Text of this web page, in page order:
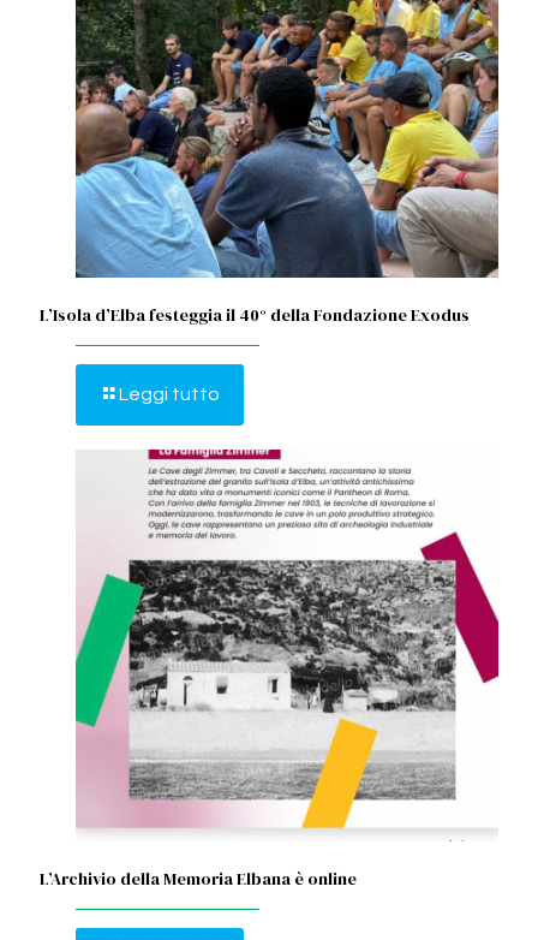
L’Isola d’Elba festeggia il 40° della Fondazione Exodus
Leggi tutto
L’Archivio della Memoria Elbana è online